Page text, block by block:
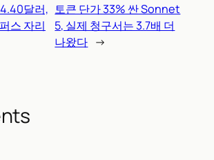
달러,
스 자리
토큰 단가 33% 싼 Sonnet
5, 실제 청구서는 3.7배 더
나왔다 →